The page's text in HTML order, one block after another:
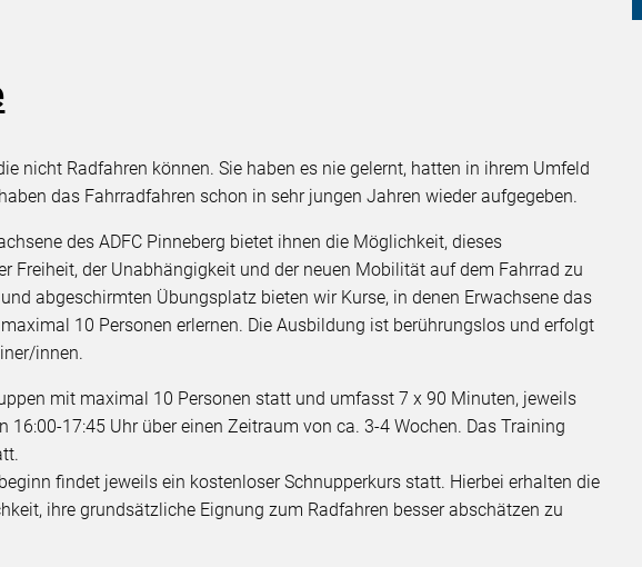
nicht Radfahren können. Sie haben es nie gelernt, hatten in ihrem Umfeld
das Fahrradfahren schon in sehr jungen Jahren wieder aufgegeben.
des ADFC Pinneberg bietet ihnen die Möglichkeit, dieses
Freiheit, der Unabhängigkeit und der neuen Mobilität auf dem Fahrrad zu
abgeschirmten Übungsplatz bieten wir Kurse, in denen Erwachsene das
10 Personen erlernen. Die Ausbildung ist berührungslos und erfolgt
innen.
mit maximal 10 Personen statt und umfasst 7 x 90 Minuten, jeweils
17:45 Uhr über einen Zeitraum von ca. 3-4 Wochen. Das Training
findet jeweils ein kostenloser Schnupperkurs statt. Hierbei erhalten die
ihre grundsätzliche Eignung zum Radfahren besser abschätzen zu